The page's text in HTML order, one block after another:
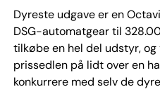
Dyreste udgave er en
DSG-automatgear til
tilkøbe en hel del udstyr,
prissedlen på lidt over en
konkurrere med selv de